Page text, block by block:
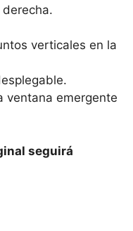
verticales en la
ventana emergente
seguirá